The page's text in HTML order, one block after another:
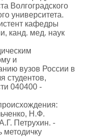
Волгоградского
университета.
кафедры
канд. мед. наук
и
вузов России в
студентов,
040400 -
Н.Ф.
Петрухин. -
методичку